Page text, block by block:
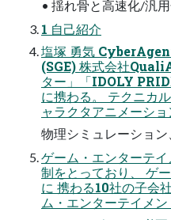
• 揺れ骨と高速化/汎
1 自己紹介
塩塚 勇気
(SGE) 株式会社
ター」「IDOLY
に携わる。 テクニカ
ャラクタアニメーショ
物理シミュレーション
ゲーム・エンターテ
制をとっており、 ゲ
に 携わる10社の子会
ム・エンターテイメン